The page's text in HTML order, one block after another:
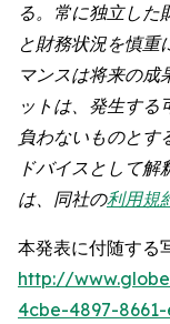
る。常に独立した
と財務状況を慎重
マンスは将来の成
ットは、発生する
負わないものとす
ドバイスとして
は、同社の利用規
本発表に付随する
http://
4cbe-4897-